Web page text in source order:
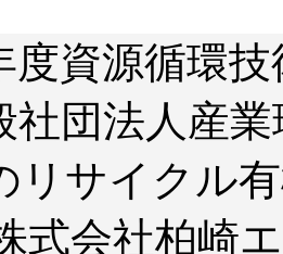
度資源循環
社団法人産
リサイクル
式会社柏崎